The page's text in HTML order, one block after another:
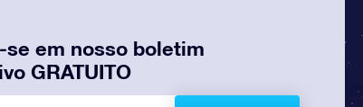
se em nosso boletim
GRATUITO